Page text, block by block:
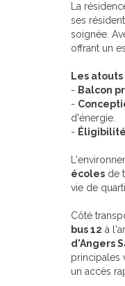
La
ses
soignée.
offrant un
Les
- Balcon
-
d'énergie.
-
écoles de
vie de
Côté
bus 12 à
d'Angers
principales
un accès